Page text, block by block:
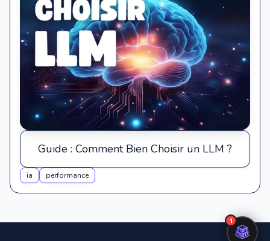
Guide : Comment Bien Choisir un LLM ?
ia performance